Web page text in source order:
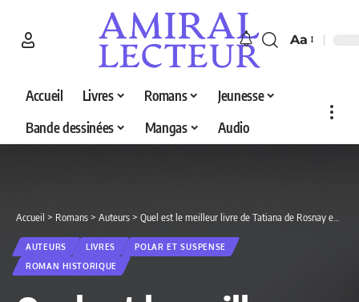
Aa
Accueil Livres Romans
Jeunesse
Bande dessinées
Mangas Audio
Accueil > Romans > Auteurs > Quel est le meilleur livre de Tatiana de Rosnay en 2026 ? Découvrez nos 4 sélections
AUTEURS LIVRES
POLAR ET SUSPENSE
ROMAN HISTORIQUE